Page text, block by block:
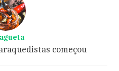
começou